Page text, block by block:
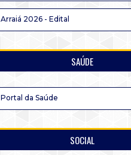
Arraiá 2026 - Edital
SAÚDE
Portal da Saúde
SOCIAL